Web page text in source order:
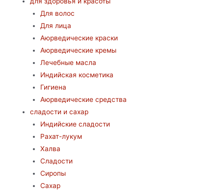
Для волос
Для лица
Аюрведические краски
Аюрведические кремы
Лечебные масла
Индийская косметика
Гигиена
Аюрведические средства
сладости и сахар
Индийские сладости
Рахат-лукум
Халва
Сладости
Сиропы
Сахар